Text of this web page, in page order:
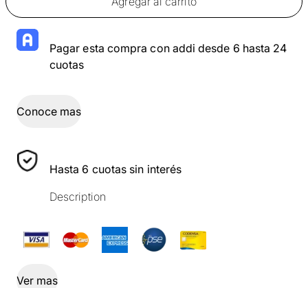
Pagar esta compra con addi desde 6 hasta 24
cuotas
Conoce mas
Hasta 6 cuotas sin interés
Description
Ver mas